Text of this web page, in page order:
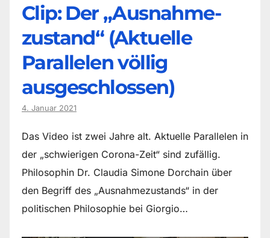
Clip: Der „Ausnahme-
zustand“ (Aktuelle
Parallelen völlig
ausgeschlossen)
4. Januar 2021
Das Video ist zwei Jahre alt. Aktuelle Parallelen in
der „schwierigen Corona-Zeit“ sind zufällig.
Philosophin Dr. Claudia Simone Dorchain über
den Begriff des „Ausnahmezustands“ in der
politischen Philosophie bei Giorgio…